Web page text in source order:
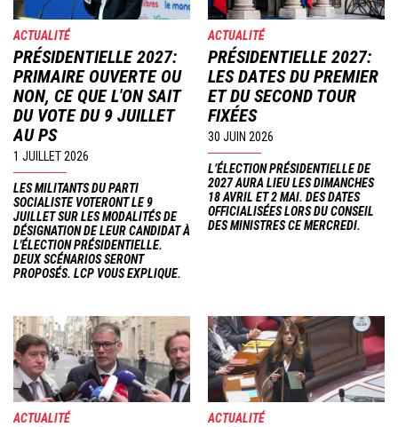
ACTUALITÉ
PRÉSIDENTIELLE 2027:
PRIMAIRE OUVERTE OU
NON, CE QUE L'ON SAIT
DU VOTE DU 9 JUILLET
AU PS
1 JUILLET 2026
LES MILITANTS DU PARTI
SOCIALISTE VOTERONT LE 9
JUILLET SUR LES MODALITÉS DE
DÉSIGNATION DE LEUR CANDIDAT À
L'ÉLECTION PRÉSIDENTIELLE.
DEUX SCÉNARIOS SERONT
PROPOSÉS. LCP VOUS EXPLIQUE.
ACTUALITÉ
PRÉSIDENTIELLE 2027:
LES DATES DU PREMIER
ET DU SECOND TOUR
FIXÉES
30 JUIN 2026
L’ÉLECTION PRÉSIDENTIELLE DE
2027 AURA LIEU LES DIMANCHES
18 AVRIL ET 2 MAI. DES DATES
OFFICIALISÉES LORS DU CONSEIL
DES MINISTRES CE MERCREDI.
Image
ACTUALITÉ
Image
ACTUALITÉ